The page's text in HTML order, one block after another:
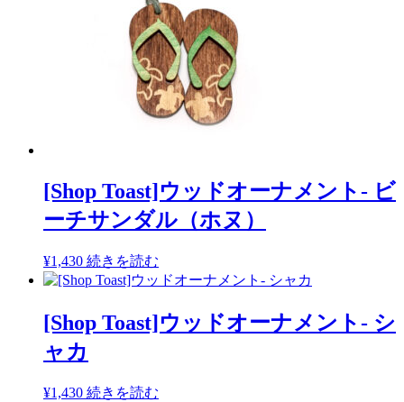
[Shop Toast]ウッドオーナメント- ビ
ーチサンダル（ホヌ）
¥1,430 続きを読む
[Shop Toast]ウッドオーナメント- シ
ャカ
¥1,430 続きを読む